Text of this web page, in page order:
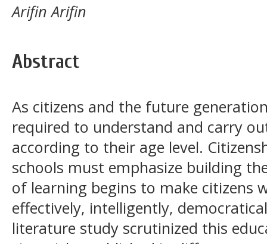
Arifin Arifin
Abstract
As citizens and the future
required to understand and carry
according to their age level.
schools must emphasize building
of learning begins to make citizens
effectively, intelligently,
literature study scrutinized this